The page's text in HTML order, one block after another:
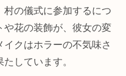
の儀式に参加するにつ
や花の装飾が、彼女の変
クはホラーの不気味さ
しています。